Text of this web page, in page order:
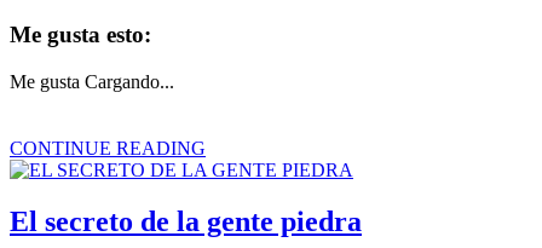
Me gusta esto:
Me gusta Cargando...
CONTINUE READING
El secreto de la gente piedra